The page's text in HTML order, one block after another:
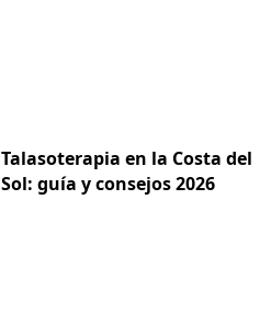
Talasoterapia en la Costa del
Sol: guía y consejos 2026